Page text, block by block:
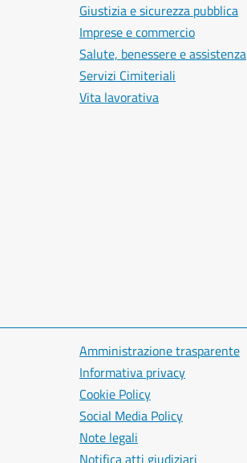
Giustizia e sicurezza pubblica
Imprese e commercio
Salute, benessere e assistenza
Servizi Cimiteriali
Vita lavorativa
Amministrazione trasparente
Informativa privacy
Cookie Policy
Social Media Policy
Note legali